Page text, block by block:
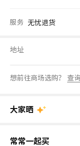
服务 无忧退货
地址
想前往商场选购？ 查
大家晒
常常一起买